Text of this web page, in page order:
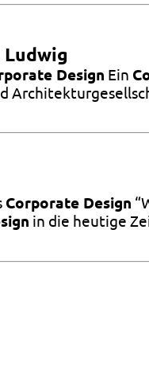
Design Ein
Corporate Design
in die heutige